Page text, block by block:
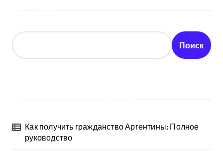
Поиск
Как получить гражданство Аргентины: Полное
руководство